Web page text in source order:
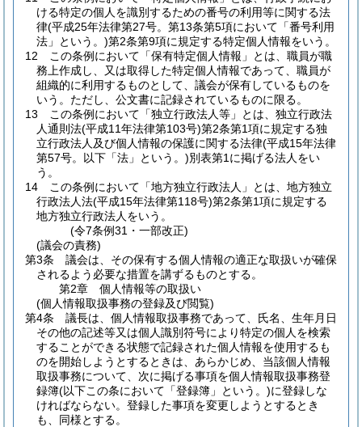
ける特定の個人を識別するための番号の利用等に関する法
律(平成25年法律第27号。第13条第5項において「番号利用
法」という。)第2条第9項に規定する特定個人情報をいう。
12
この条例において「保有特定個人情報」とは、職員が職
務上作成し、又は取得した特定個人情報であって、職員が
組織的に利用するものとして、議会が保有しているものを
いう。 ただし、公文書に記録されているものに限る。
13
この条例において「独立行政法人等」とは、独立行政法
人通則法(平成11年法律第103号)第2条第1項に規定する独
立行政法人及び個人情報の保護に関する法律(平成15年法律
第57号。以下「法」という。)別表第1に掲げる法人をい
う。
14
この条例において「地方独立行政法人」とは、地方独立
行政法人法(平成15年法律第118号)第2条第1項に規定する
地方独立行政法人をいう。
(令7条例31・一部改正)
(議会の責務)
第3条
議会は、その保有する個人情報の適正な取扱いが確保
されるよう必要な措置を講ずるものとする。
第2章
個人情報等の取扱い
(個人情報取扱事務の登録及び閲覧)
第4条
議長は、個人情報取扱事務であって、氏名、生年月日
その他の記述等又は個人識別符号により特定の個人を検索
することができる状態で記録された個人情報を使用するも
のを開始しようとするときは、あらかじめ、当該個人情報
取扱事務について、次に掲げる事項を個人情報取扱事務登
録簿(以下この条において「登録簿」という。)に登録しな
ければならない。 登録した事項を変更しようとするとき
も、同様とする。